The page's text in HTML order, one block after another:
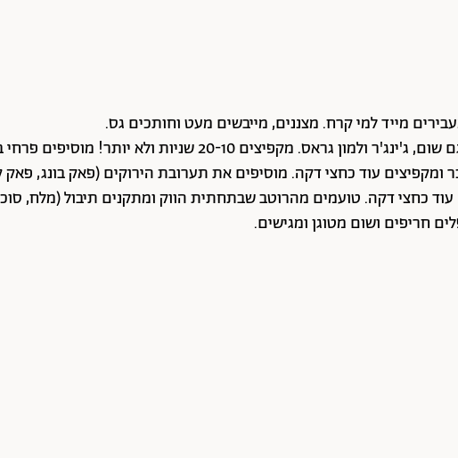
עוד כחצי דקה. מוסיפים את תערובת הירוקים (פאק בונג,